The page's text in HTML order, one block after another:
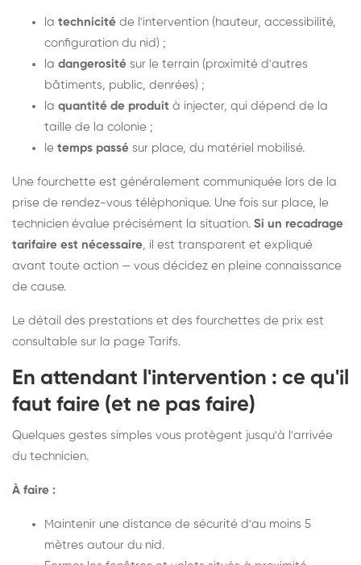
la technicité de l'intervention (hauteur, accessibilité,
configuration du nid) ;
la dangerosité sur le terrain (proximité d'autres
bâtiments, public, denrées) ;
la quantité de produit à injecter, qui dépend de la
taille de la colonie ;
le temps passé sur place, du matériel mobilisé.
Une fourchette est généralement communiquée lors de la
prise de rendez-vous téléphonique. Une fois sur place, le
technicien évalue précisément la situation. Si un recadrage
tarifaire est nécessaire, il est transparent et expliqué
avant toute action — vous décidez en pleine connaissance
de cause.
Le détail des prestations et des fourchettes de prix est
consultable sur la page Tarifs.
En attendant l'intervention : ce qu'il
faut faire (et ne pas faire)
Quelques gestes simples vous protègent jusqu'à l'arrivée
du technicien.
À faire :
Maintenir une distance de sécurité d'au moins 5
mètres autour du nid.